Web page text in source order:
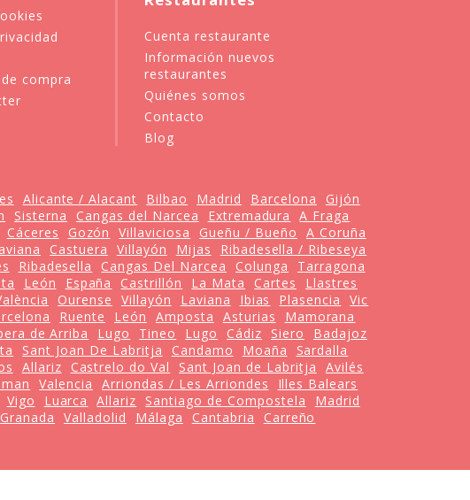
compra
Cuenta restaurante
Información nuevos
restaurantes
Quiénes somos
Contacto
Blog
Alicante / Alacant Bilbao Madrid Barcelona
Gijón
Sisterna Cangas del Narcea Extremadura
A Fraga
Cáceres Gozón Villaviciosa Gueñu / Bueño
A Coruña
Castuera Villayón Mijas
Ribadesella / Ribeseya
Ribadesella Cangas Del Narcea Colunga
Tarragona
León España Castrillón La Mata Cartes
Llastres
Ourense Villayón Laviana Ibias Plasencia
Vic
Ruente León Amposta Asturias
Mamorana
de Arriba Lugo Tineo Lugo Cádiz Siero
Badajoz
Sant Joan De Labritja Candamo Moaña
Sardalla
Allariz Castrelo do Val Sant Joan de Labritja
Avilés
Valencia Arriondas / Les Arriondes
Illes Balears
Vigo Luarca Allariz Santiago de Compostela
Madrid
Granada Valladolid Málaga Cantabria Carreño